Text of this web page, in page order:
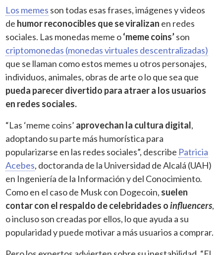
Los memes son todas esas frases, imágenes y videos
de humor reconocibles que se viralizan en redes
sociales. Las monedas meme o‘meme coins’son
criptomonedas (monedas virtuales descentralizadas)
que se llaman como estos memes u otros personajes,
individuos, animales, obras de arte o lo que sea que
pueda parecer divertido para atraer a los usuarios
en redes sociales.
“Las ‘meme coins’ aprovechan la cultura digital,
adoptando su parte más humorística para
popularizarse en las redes sociales”, describe Patricia
Acebes, doctoranda de la Universidad de Alcalá (UAH)
en Ingeniería de la Información y del Conocimiento.
Como en el caso de Musk con Dogecoin, suelen
contar con el respaldo de celebridades oinfluencers,
o incluso son creadas por ellos, lo que ayuda a su
popularidad y puede motivar a más usuarios a comprar.